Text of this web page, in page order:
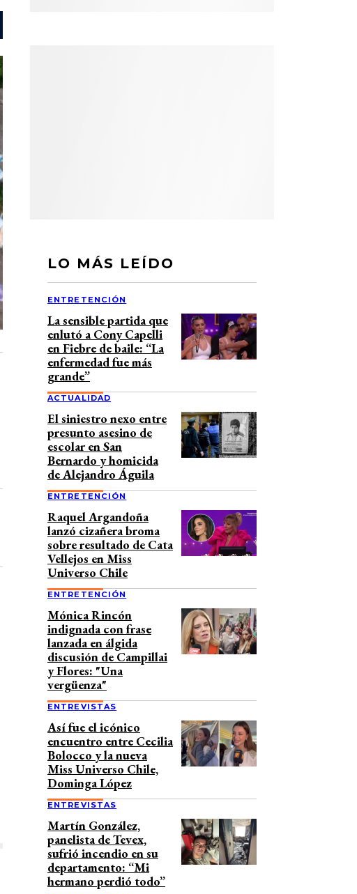
LO MÁS LEÍDO
ENTRETENCIÓN
La sensible partida que
enlutó a Cony Capelli
en Fiebre de baile: “La
enfermedad fue más
grande”
ACTUALIDAD
El siniestro nexo entre
presunto asesino de
escolar en San
Bernardo y homicida
de Alejandro Águila
ENTRETENCIÓN
Raquel Argandoña
lanzó cizañera broma
sobre resultado de Cata
Vellejos en Miss
Universo Chile
ENTRETENCIÓN
Mónica Rincón
indignada con frase
lanzada en álgida
discusión de Campillai
y Flores: "Una
vergüenza"
ENTREVISTAS
Así fue el icónico
encuentro entre Cecilia
Bolocco y la nueva
Miss Universo Chile,
Dominga López
ENTREVISTAS
Martín González,
panelista de Tevex,
sufrió incendio en su
departamento: “Mi
hermano perdió todo”